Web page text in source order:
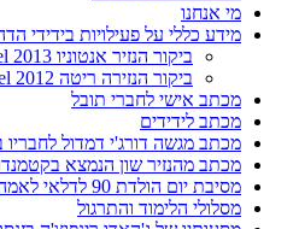
מי אנחנו
מידע כללי על פעילויות בידידי
ביקור הנזיר אנטוניו 2013 Antonio Sata visit in Israel
ביקור הנזירה ריטה 2012 Ani Rita’s visit in Israel
מכתב אישי לחברי תובל
מכתב לידידים
מכתב מגשה דורג'י דמדול
מכתב מהנזיר שון הנמצא
מסיבת יום הולדת 90 לדלאי לאמה – כפר מונש 5.7.25
מסלולי הלימוד והתרגול